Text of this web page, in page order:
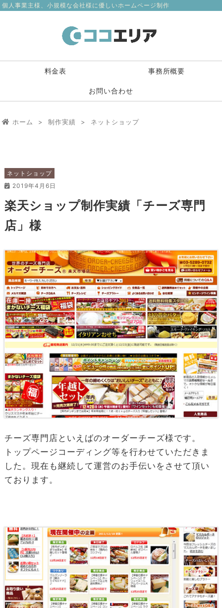
個人事業主様、小規模な会社様に優しいホームページ制作
料金表 事務所概要
お問い合わせ
ホーム > 制作実績 > ネットショップ
ネットショップ
2019年4月6日
楽天ショップ制作実績「チーズ専門
店」様
チーズ専門店といえばのオーダーチーズ様です。
トップページコーディング等を行わせていただきま
した。現在も継続して運営のお手伝いをさせて頂い
ております。